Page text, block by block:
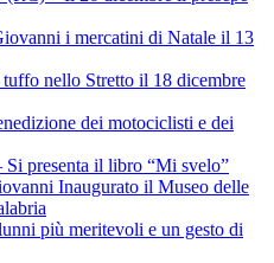
i mercatini di Natale il 13
nello Stretto il 18 dicembre
dei motociclisti e dei
presenta il libro “Mi svelo”
Inaugurato il Museo delle
più meritevoli e un gesto di